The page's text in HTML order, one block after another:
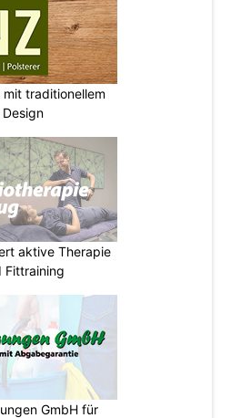
traditionellem
aktive Therapie
Fittraining
GmbH für